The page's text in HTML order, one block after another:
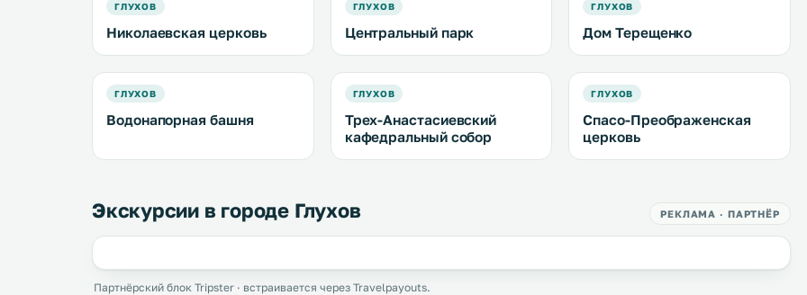
ГЛУХОВ
Николаевская церковь
ГЛУХОВ
Центральный парк
ГЛУХОВ
Дом Терещенко
ГЛУХОВ
Водонапорная башня
ГЛУХОВ
Трех-Анастасиевский
кафедральный собор
ГЛУХОВ
Спасо-Преображенская
церковь
Экскурсии в городе Глухов РЕКЛАМА · ПАРТНЁР
Партнёрский блок Tripster · встраивается через Travelpayouts.